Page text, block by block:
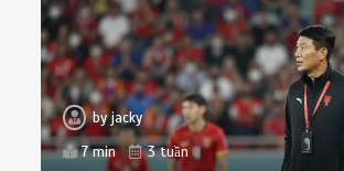
byjacky
7 min
3 tuần